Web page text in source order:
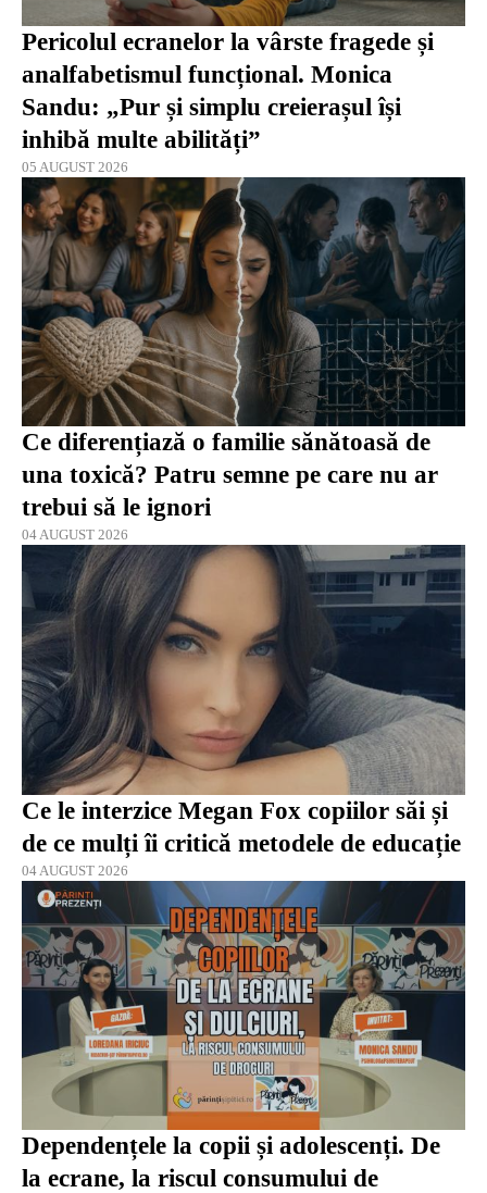
Pericolul ecranelor la vârste fragede și
analfabetismul funcțional. Monica
Sandu: „Pur și simplu creierașul își
inhibă multe abilități”
05 AUGUST 2026
Ce diferențiază o familie sănătoasă de
una toxică? Patru semne pe care nu ar
trebui să le ignori
04 AUGUST 2026
Ce le interzice Megan Fox copiilor săi și
de ce mulți îi critică metodele de educație
04 AUGUST 2026
Dependențele la copii și adolescenți. De
la ecrane, la riscul consumului de